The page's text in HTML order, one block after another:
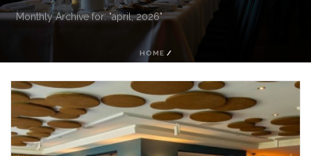
Monthly Archive for: "april, 2026"
HOME /